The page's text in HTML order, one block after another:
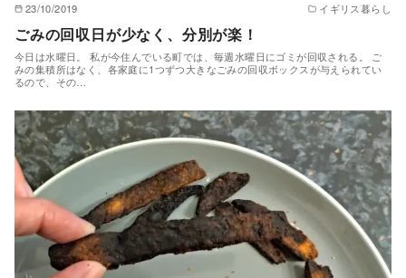
23/10/2019 イギリス暮らし
ごみの回収日が少なく、分別が楽！
今日は水曜日。 私が今住んでいる町では、毎週水曜日にゴミが回収される。 ご
みの集積所はなく、各家庭に1つずつ大きなごみの回収ボックスが与えられてい
るので、その…